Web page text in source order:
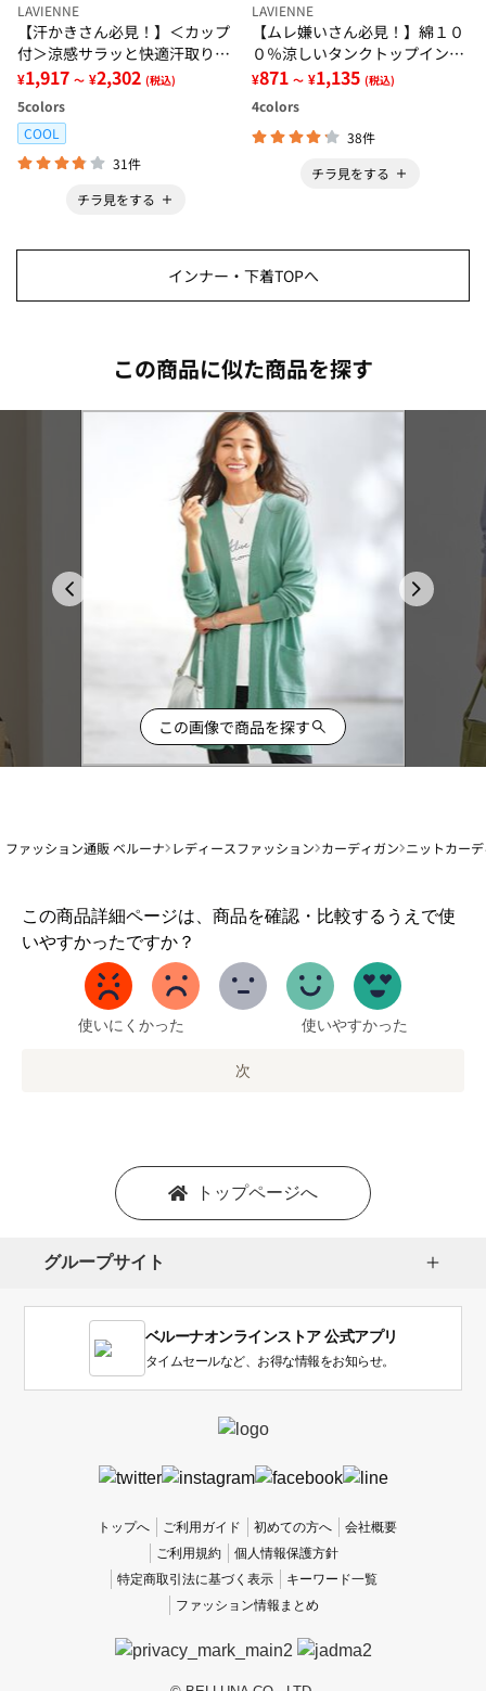
LAVIENNE
【汗かきさん必見！】＜カップ
付＞涼感サラッと快適汗取りタ
ンクトップインナー＜さらりラ
ボ＞
¥1,917 ～ ¥2,302 (税込)
5colors
COOL
31件
チラ見をする
LAVIENNE
【ムレ嫌いさん必見！】綿１０
０％涼しいタンクトップインナ
ー＜さらりラボ＞
¥871 ～ ¥1,135 (税込)
4colors
38件
チラ見をする
インナー・下着TOPへ
この商品に似た商品を探す
この画像で商品を探す
ファッション通販 ベルーナ レディースファッション カーディガン ニットカー
この商品詳細ページは、商品を確認・比較するうえで使
いやすかったですか？
1
か
い
使いにくかった 使いやすかった
次
トップページへ
グループサイト
ベルーナオンラインストア 公式アプリ
タイムセールなど、お得な情報をお知らせ。
トップへ ご利用ガイド 初めての方へ
会社概要
ご利用規約
個人情報保護方針
特定商取引法に基づく表示
キーワード一覧
ファッション情報まとめ